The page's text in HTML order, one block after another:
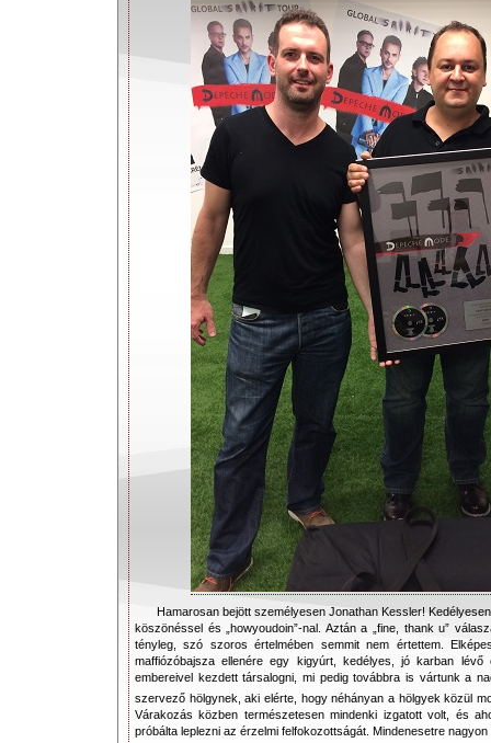
Hamarosan bejött személyesen Jonathan Kessler!
köszönéssel és „howyoudoin”-nal. Aztán a „fine, thank u”
tényleg, szó szoros értelmében semmit nem értettem.
maffiózóbajsza ellenére egy kigyúrt, kedélyes, jó karban
embereivel kezdett társalogni, mi pedig továbbra is vártunk a
szervező hölgynek, aki elérte, hogy néhányan a hölgyek közül
Várakozás közben természetesen mindenki izgatott volt, és
próbálta leplezni az érzelmi felfokozottságát. Mindenesetre